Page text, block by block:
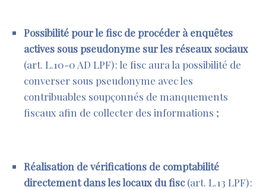
Possibilité pour le fisc de procéder à enquêtes
actives sous pseudonyme sur les réseaux sociaux
(art. L.10-0 AD LPF) : le fisc aura la possibilité de
converser sous pseudonyme avec les
contribuables soupçonnés de manquements
fiscaux afin de collecter des informations ;
Réalisation de vérifications de comptabilité
directement dans les locaux du fisc(art. L.13 LPF) :